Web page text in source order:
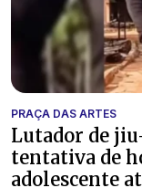
PRAÇA DAS ARTES
Lutador de
tentativa de
adolescente